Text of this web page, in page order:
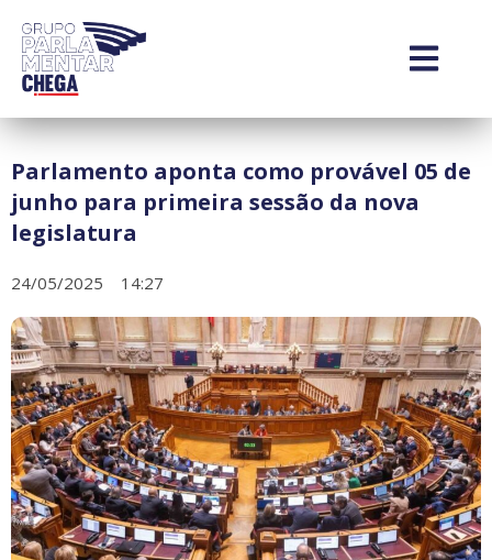
Parlamento aponta como provável 05 de
junho para primeira sessão da nova
legislatura
24/05/2025 14:27